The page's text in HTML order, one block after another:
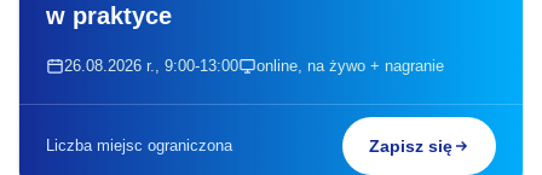
w praktyce
26.08.2026 r., 9:00-13:00 online, na żywo + nagranie
Liczba miejsc ograniczona Zapisz się